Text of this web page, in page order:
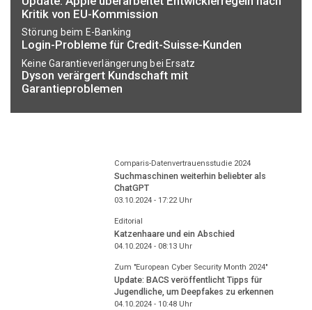
Kritik von EU-Kommission
Störung beim E-Banking
Login-Probleme für Credit-Suisse-Kunden
Keine Garantieverlängerung bei Ersatz
Dyson verärgert Kundschaft mit
Garantieproblemen
Comparis-Datenvertrauensstudie 2024
Suchmaschinen weiterhin beliebter als
ChatGPT
03.10.2024 - 17:22Uhr
Editorial
Katzenhaare und ein Abschied
04.10.2024 - 08:13Uhr
Zum "European Cyber Security Month 2024"
Update: BACS veröffentlicht Tipps für
Jugendliche, um Deepfakes zu erkennen
04.10.2024 - 10:48Uhr